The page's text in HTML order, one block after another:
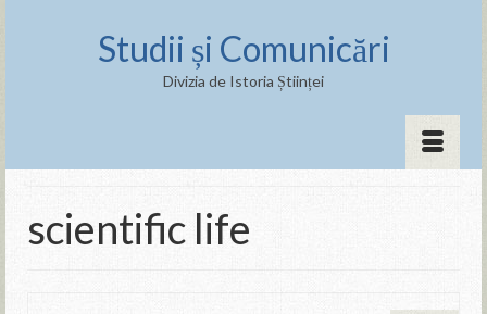
Studii și Comunicări
Divizia de Istoria Științei
scientific life